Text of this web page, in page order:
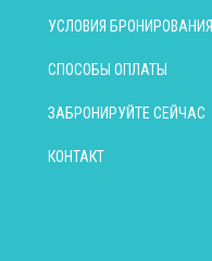
УСЛОВИЯ БРОНИРОВАНИЯ
СПОСОБЫ ОПЛАТЫ
ЗАБРОНИРУЙТЕ СЕЙЧАС
КОНТАКТ